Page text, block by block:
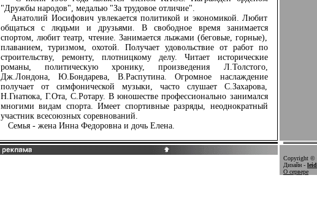
"Дружбы народов", медалью "За трудовое отличие".
Анатолий Иосифович увлекается политикой и экономикой. Любит
общаться с людьми и друзьями. В свободное время занимается
спортом, любит театр, чтение. Занимается лыжами (беговые, горные),
плаванием, туризмом, охотой. Получает удовольствие от работ по
строительству, ремонту, плотницкому делу. Читает исторические
романы, политическую хронику, произведения Л.Толстого,
Дж.Лондона, Ю.Бондарева, В.Распутина. Огромное наслаждение
получает от симфонической музыки, часто слушает С.Захарова,
Н.Гнатюка, Г.Ота, С.Ротару. В юношестве профессионально занимался
многими видам спорта. Имеет спортивные разряды, неоднократный
участник всесоюзных соревнований.
Семья - жена Инна Федоровна и дочь Елена.
Copyright ©
Дизайн -
О сервере